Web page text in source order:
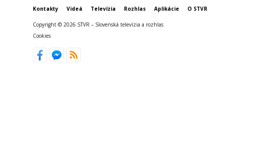
Kontakty Videá Televízia Rozhlas Aplikácie O STVR
Copyright © 2026 STVR – Slovenská televízia a rozhlas
Cookies